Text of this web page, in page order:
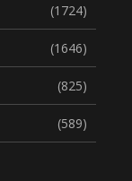
(1724)
(1646)
(825)
(589)